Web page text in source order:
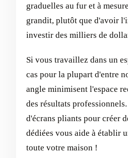
graduelles au fur et à
grandit, plutôt que d'avoir
investir des milliers de
Si vous travaillez dans un
cas pour la plupart d'entre
angle minimisent l'espace
des résultats
d'écrans pliants pour créer
dédiées vous aide à établir
toute votre maison !